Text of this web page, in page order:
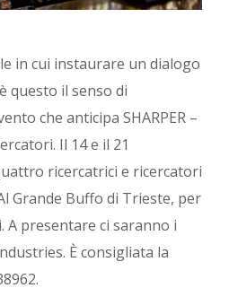
in cui instaurare un dialogo
questo il senso di
che anticipa SHARPER –
Il 14 e il 21
ricercatrici e ricercatori
Grande Buffo di Trieste, per
A presentare ci saranno i
È consigliata la